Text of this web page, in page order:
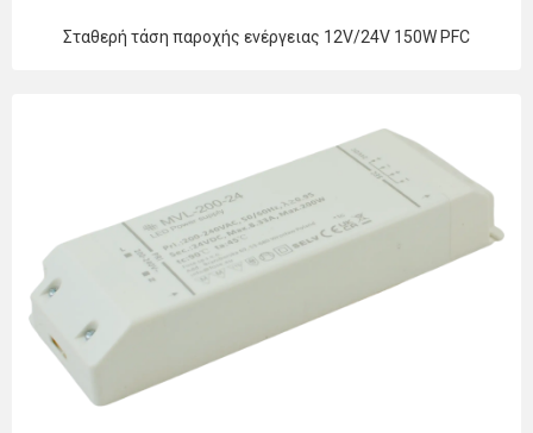
Σταθερή τάση παροχής ενέργειας 12V/24V 150W PFC